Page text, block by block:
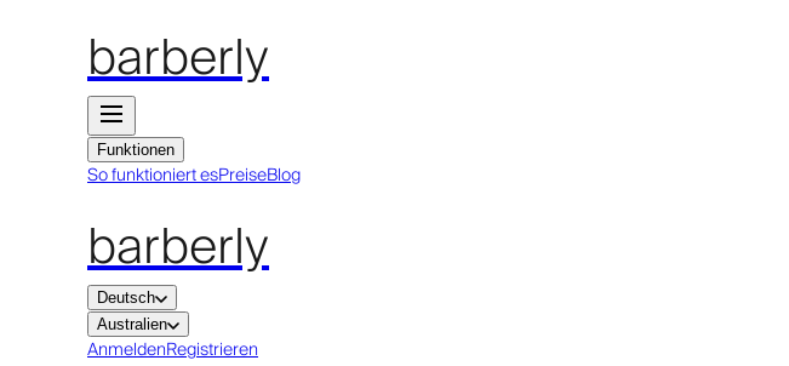
barberly
Funktionen
So funktioniert esPreiseBlog
barberly
Deutsch
Australien
AnmeldenRegistrieren